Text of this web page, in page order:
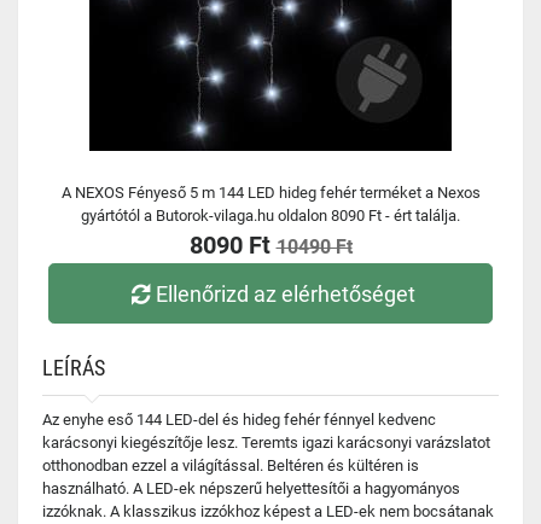
A NEXOS Fényeső 5 m 144 LED hideg fehér terméket a Nexos
gyártótól a Butorok-vilaga.hu oldalon 8090 Ft - ért találja.
8090 Ft10490 Ft
Ellenőrizd az elérhetőséget
LEÍRÁS
Az enyhe eső 144 LED-del és hideg fehér fénnyel kedvenc
karácsonyi kiegészítője lesz. Teremts igazi karácsonyi varázslatot
otthonodban ezzel a világítással. Beltéren és kültéren is
használható. A LED-ek népszerű helyettesítői a hagyományos
izzóknak. A klasszikus izzókhoz képest a LED-ek nem bocsátanak